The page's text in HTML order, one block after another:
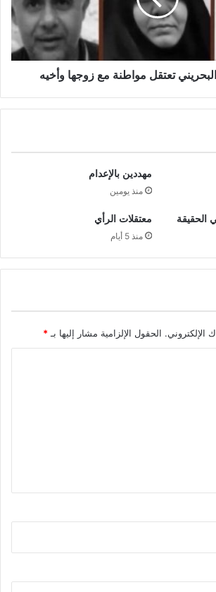
تعتقل مواطنة مع زوجها وأخيه
مهددين بالإعدام
منذ يومين
الحقيقة
معتقلات الرأي
منذ 5 أيام
الإلكتروني. الحقول الإلزامية مشار إليها بـ *